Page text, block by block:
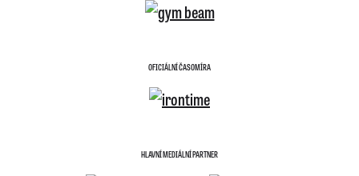
OFICIÁLNÍ ČASOMÍRA
HLAVNÍ MEDIÁLNÍ PARTNER